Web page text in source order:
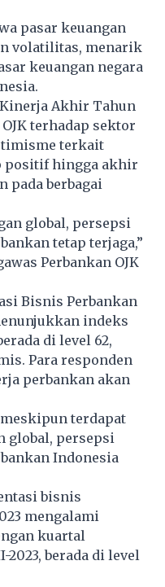
pasar keuangan
volatilitas, menarik
keuangan negara
Akhir Tahun
terhadap sektor
terkait
positif hingga akhir
pada berbagai
global, persepsi
tetap terjaga,”
Perbankan OJK
Bisnis Perbankan
indeks
di level 62,
Para responden
perbankan akan
terdapat
global, persepsi
Indonesia
bisnis
mengalami
kuartal
berada di level